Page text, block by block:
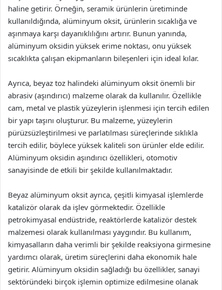
haline getirir. Örneğin, seramik ürünlerin üretiminde
kullanıldığında, alüminyum oksit, ürünlerin sıcaklığa ve
aşınmaya karşı dayanıklılığını artırır. Bunun yanında,
alüminyum oksidin yüksek erime noktası, onu yüksek
sıcaklıkta çalışan ekipmanların bileşenleri için ideal kılar.
Ayrıca, beyaz toz halindeki alüminyum oksit önemli bir
abrasiv (aşındırıcı) malzeme olarak da kullanılır. Özellikle
cam, metal ve plastik yüzeylerin işlenmesi için tercih edilen
bir yapı taşını oluşturur. Bu malzeme, yüzeylerin
pürüzsüzleştirilmesi ve parlatılması süreçlerinde sıklıkla
tercih edilir, böylece yüksek kaliteli son ürünler elde edilir.
Alüminyum oksidin aşındırıcı özellikleri, otomotiv
sanayisinde de etkili bir şekilde kullanılmaktadır.
Beyaz alüminyum oksit ayrıca, çeşitli kimyasal işlemlerde
katalizör olarak da işlev görmektedir. Özellikle
petrokimyasal endüstride, reaktörlerde katalizör destek
malzemesi olarak kullanılması yaygındır. Bu kullanım,
kimyasalların daha verimli bir şekilde reaksiyona girmesine
yardımcı olarak, üretim süreçlerini daha ekonomik hale
getirir. Alüminyum oksidin sağladığı bu özellikler, sanayi
sektöründeki birçok işlemin optimize edilmesine olanak